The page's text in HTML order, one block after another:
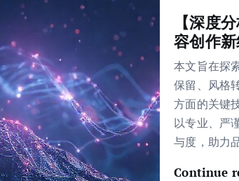
【深度
容创作
本文旨在探
保留、风格
方面的关键
以专业、严
与度，助力
Continue